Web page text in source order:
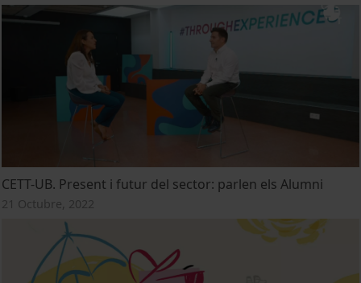
CETT-UB. Present i futur del sector: parlen els Alumni
21 Octubre, 2022